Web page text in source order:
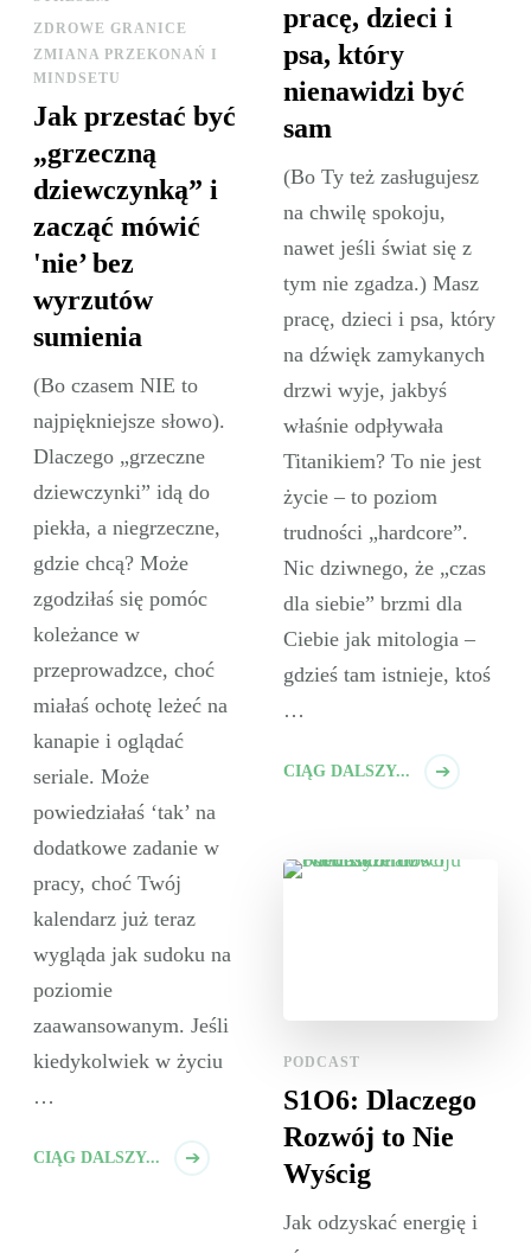
ZDROWE GRANICE
ZMIANA PRZEKONAŃ I
MINDSETU
Jak przestać być
„grzeczną
dziewczynką” i
zacząć mówić
'nie’ bez
wyrzutów
sumienia
(Bo czasem NIE to
najpiękniejsze słowo).
Dlaczego „grzeczne
dziewczynki” idą do
piekła, a niegrzeczne,
gdzie chcą? Może
zgodziłaś się pomóc
koleżance w
przeprowadzce, choć
miałaś ochotę leżeć na
kanapie i oglądać
seriale. Może
powiedziałaś ‘tak’ na
dodatkowe zadanie w
pracy, choć Twój
kalendarz już teraz
wygląda jak sudoku na
poziomie
zaawansowanym. Jeśli
kiedykolwiek w życiu
…
CIĄG DALSZY...
pracę, dzieci i
psa, który
nienawidzi być
sam
(Bo Ty też zasługujesz
na chwilę spokoju,
nawet jeśli świat się z
tym nie zgadza.) Masz
pracę, dzieci i psa, który
na dźwięk zamykanych
drzwi wyje, jakbyś
właśnie odpływała
Titanikiem? To nie jest
życie – to poziom
trudności „hardcore”.
Nic dziwnego, że „czas
dla siebie” brzmi dla
Ciebie jak mitologia –
gdzieś tam istnieje, ktoś
…
CIĄG DALSZY...
PODCAST
S1O6: Dlaczego
Rozwój to Nie
Wyścig
Jak odzyskać energię i